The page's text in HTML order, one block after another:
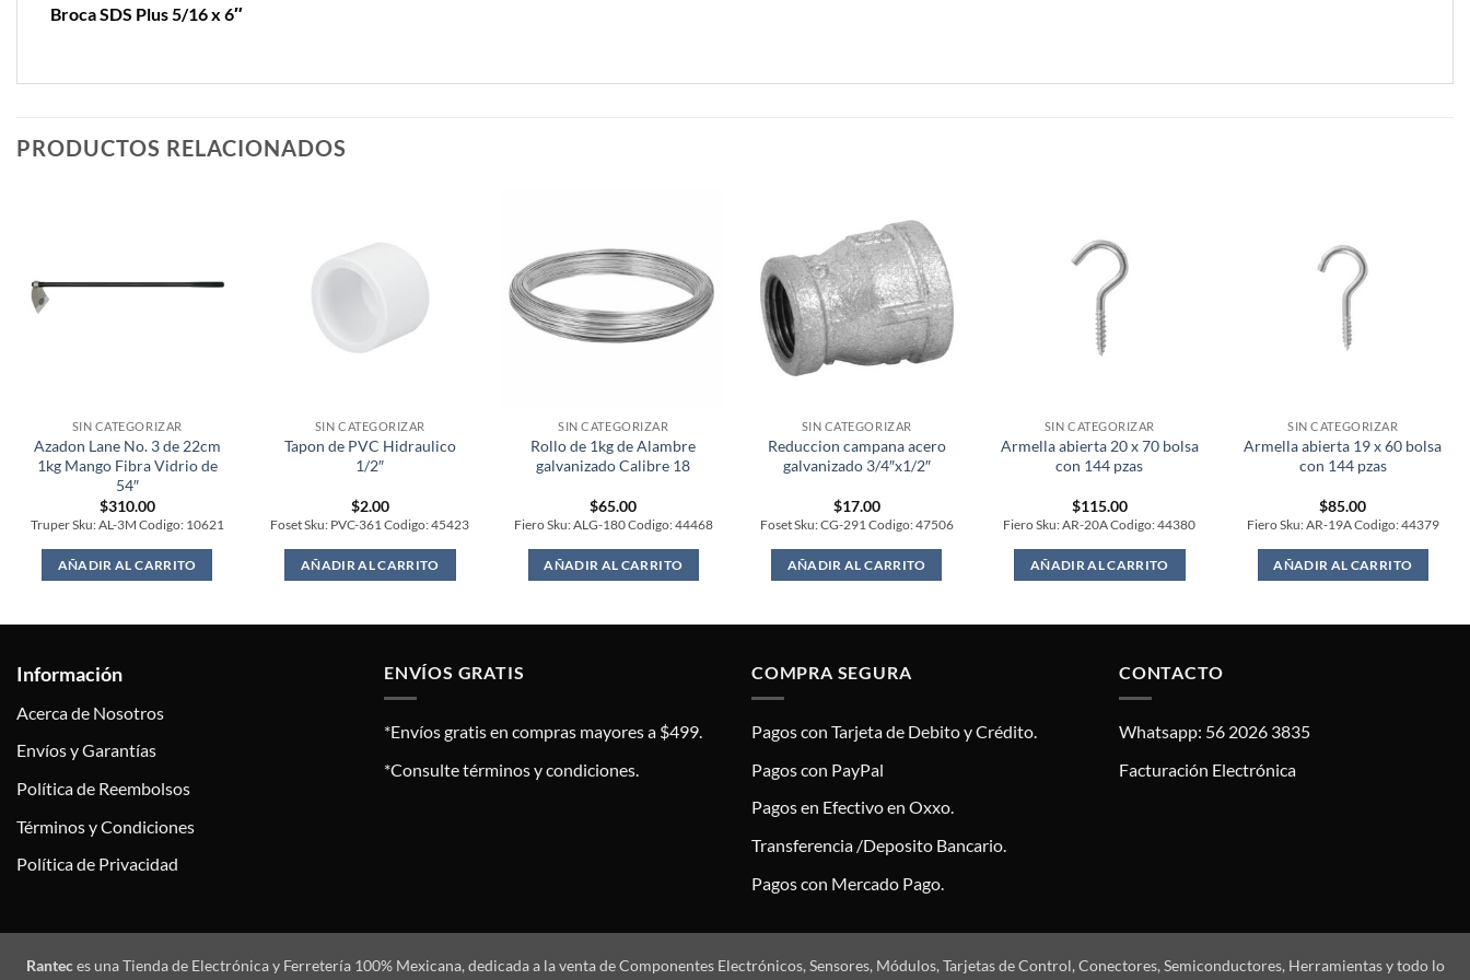
Broca SDS Plus 5/16 x 6″
PRODUCTOS RELACIONADOS
SIN CATEGORIZAR
Azadon Lane No. 3 de 22cm
1kg Mango Fibra Vidrio de
54″
$310.00
Truper Sku: AL-3M Codigo: 10621
AÑADIR AL CARRITO
SIN CATEGORIZAR
Tapon de PVC Hidraulico
1/2″
$2.00
Foset Sku: PVC-361 Codigo: 45423
AÑADIR AL CARRITO
SIN CATEGORIZAR
Rollo de 1kg de Alambre
galvanizado Calibre 18
$65.00
Fiero Sku: ALG-180 Codigo: 44468
AÑADIR AL CARRITO
SIN CATEGORIZAR
Reduccion campana acero
galvanizado 3/4″x1/2″
$17.00
Foset Sku: CG-291 Codigo: 47506
AÑADIR AL CARRITO
SIN CATEGORIZAR
Armella abierta 20 x 70 bolsa
con 144 pzas
$115.00
Fiero Sku: AR-20A Codigo: 44380
AÑADIR AL CARRITO
SIN CATEGORIZAR
Armella abierta 19 x 60 bolsa
con 144 pzas
$85.00
Fiero Sku: AR-19A Codigo: 44379
AÑADIR AL CARRITO
Información
Acerca de Nosotros
Envíos y Garantías
Política de Reembolsos
Términos y Condiciones
Política de Privacidad
ENVÍOS GRATIS
*Envíos gratis en compras mayores a $499.
*Consulte términos y condiciones.
COMPRA SEGURA
Pagos con Tarjeta de Debito y Crédito.
Pagos con PayPal
Pagos en Efectivo en Oxxo.
Transferencia /Deposito Bancario.
Pagos con Mercado Pago.
CONTACTO
Whatsapp: 56 2026 3835
Facturación Electrónica
Ranteces una Tienda de Electrónica y Ferretería 100% Mexicana, dedicada a la venta de Componentes Electrónicos, Sensores, Módulos, Tarjetas de Control, Conectores, Semiconductores, Herramientas y todo lo